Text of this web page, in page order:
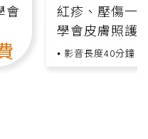
會
紅疹、壓傷一
學會皮膚照護
影音長度40分鐘